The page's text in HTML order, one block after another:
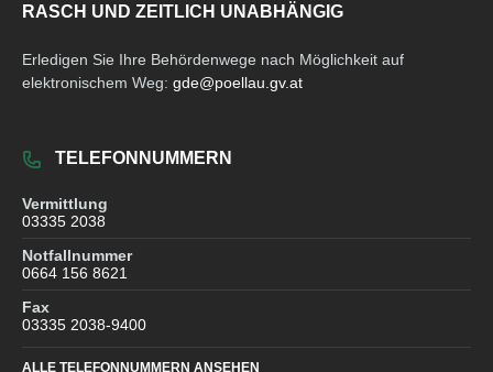
RASCH UND ZEITLICH UNABHÄNGIG
Erledigen Sie Ihre Behördenwege nach Möglichkeit auf
elektronischem Weg: gde@poellau.gv.at
TELEFONNUMMERN
Vermittlung
03335 2038
Notfallnummer
0664 156 8621
Fax
03335 2038-9400
ALLE TELEFONNUMMERN ANSEHEN